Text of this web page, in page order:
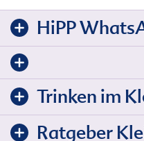
HiPP
Trinken im
Ratgeber